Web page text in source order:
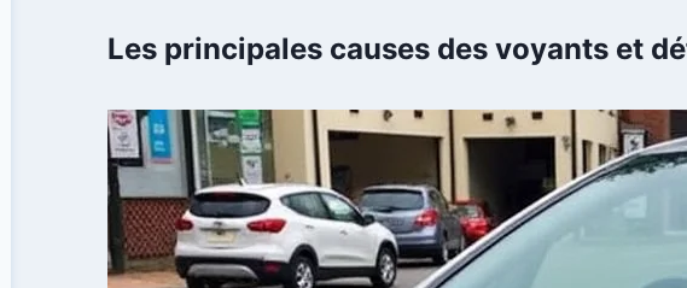
Les principales causes des voyants et